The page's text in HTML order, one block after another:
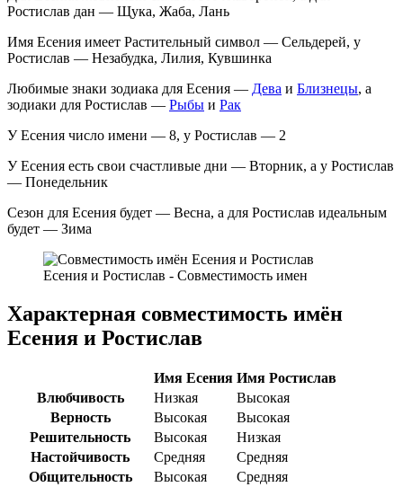
Ростислав дан — Щука, Жаба, Лань
Имя Есения имеет Растительный символ — Сельдерей, у
Ростислав — Незабудка, Лилия, Кувшинка
Любимые знаки зодиака для Есения — Дева и Близнецы, а
зодиаки для Ростислав — Рыбы и Рак
У Есения число имени — 8, у Ростислав — 2
У Есения есть свои счастливые дни — Вторник, а у Ростислав
— Понедельник
Сезон для Есения будет — Весна, а для Ростислав идеальным
будет — Зима
Есения и Ростислав - Совместимость имен
Характерная совместимость имён
Есения и Ростислав
Имя Есения Имя Ростислав
Влюбчивость
Низкая
Высокая
Верность
Высокая
Высокая
Решительность
Высокая
Низкая
Настойчивость
Средняя
Средняя
Общительность
Высокая Средняя